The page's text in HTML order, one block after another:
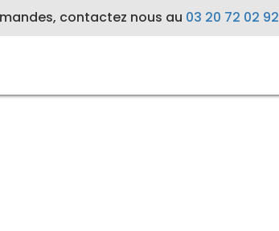
contactez nous au 03 20 72 02 92